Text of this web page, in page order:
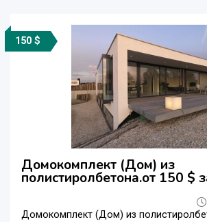
150 $
Домокомплект (Дом) из
полистиролбетона.от 150 $
Домокомплект (Дом) из